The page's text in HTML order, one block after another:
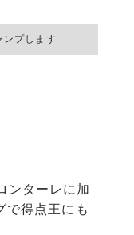
プします
ンターレに加
で得点王にも